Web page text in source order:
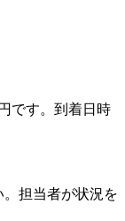
です。到着日時
担当者が状況を